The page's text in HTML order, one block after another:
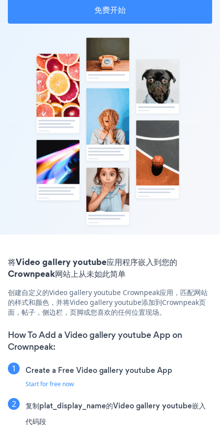
免费开始
将Video gallery youtube应用程序嵌入到您的
Crownpeak网站上从未如此简单
创建自定义的Video gallery youtube Crownpeak应用，匹配网站
的样式和颜色，并将Video gallery youtube添加到Crownpeak页
面，帖子，侧边栏，页脚或您喜欢的任何位置现场。
How To Add a Video gallery youtube App on
Crownpeak:
Create a Free Video gallery youtube App
Start for free now
复制plat_display_name的Video gallery youtube嵌入
代码段